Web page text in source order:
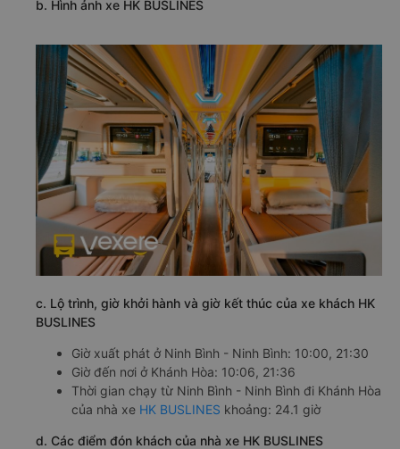
b. Hình ảnh xe HK BUSLINES
c. Lộ trình, giờ khởi hành và giờ kết thúc của xe khách HK
BUSLINES
Giờ xuất phát ở Ninh Bình - Ninh Bình: 10:00, 21:30
Giờ đến nơi ở Khánh Hòa: 10:06, 21:36
Thời gian chạy từ Ninh Bình - Ninh Bình đi Khánh Hòa
của nhà xe HK BUSLINES khoảng: 24.1 giờ
d. Các điểm đón khách của nhà xe HK BUSLINES